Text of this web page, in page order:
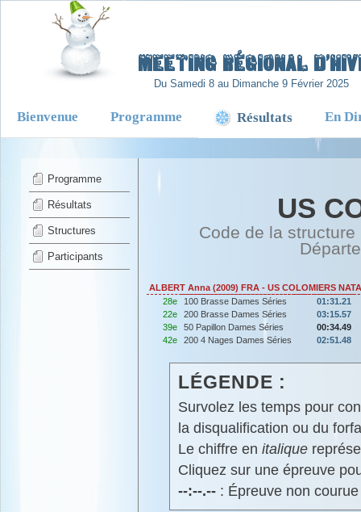
Meeting Régional
Du Samedi 8 au Dimanche 9 Février 2025
Bienvenue Programme Résultats En
Programme
Résultats
Structures
Participants
US
Code de la
ALBERT Anna (2009) FRA - US COLOMIERS
28e
100 Brasse Dames Séries
01:31.21
22e
200 Brasse Dames Séries
03:15.57
39e
50 Papillon Dames Séries
00:34.49
42e
200 4 Nages Dames Séries 02:51.48
LÉGENDE :
Survolez les temps pour
la disqualification ou du
Le chiffre en italique
Cliquez sur une épreuve
--:--.--: Épreuve non